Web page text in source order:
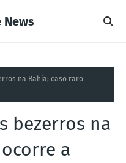
News
na Bahia; caso raro
bezerros na
a